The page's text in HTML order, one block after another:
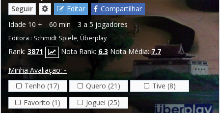
Seguir Editar
Compartilhar
Idade 10 + 60 min 3 a 5 jogadores
Editora : Schmidt Spiele,Überplay
Rank: 3871 Nota Rank: 6.3 Nota Média:7.7
Minha Avaliação: -
Tenho (17)
Quero (21)
Tive (8)
Favorito (1)
Joguei (25)